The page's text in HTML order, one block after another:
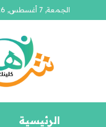
الجمعة, 7 أغسطس, 2026
الرئيسية